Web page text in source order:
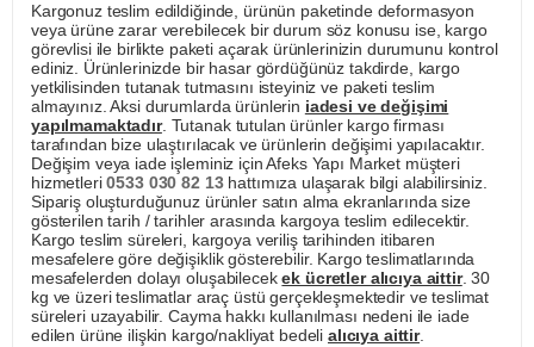
Kargonuz teslim edildiğinde, ürünün paketinde deformasyon
veya ürüne zarar verebilecek bir durum söz konusu ise, kargo
görevlisi ile birlikte paketi açarak ürünlerinizin durumunu kontrol
ediniz. Ürünlerinizde bir hasar gördüğünüz takdirde, kargo
yetkilisinden tutanak tutmasını isteyiniz ve paketi teslim
almayınız. Aksi durumlarda ürünlerin iadesi ve değişimi
yapılmamaktadır. Tutanak tutulan ürünler kargo firması
tarafından bize ulaştırılacak ve ürünlerin değişimi yapılacaktır.
Değişim veya iade işleminiz için Afeks Yapı Market müşteri
hizmetleri0533 030 82 13hattımıza ulaşarak bilgi alabilirsiniz.
Sipariş oluşturduğunuz ürünler satın alma ekranlarında size
gösterilen tarih / tarihler arasında kargoya teslim edilecektir.
Kargo teslim süreleri, kargoya veriliş tarihinden itibaren
mesafelere göre değişiklik gösterebilir. Kargo teslimatlarında
mesafelerden dolayı oluşabilecekek ücretler alıcıya aittir. 30
kg ve üzeri teslimatlar araç üstü gerçekleşmektedir ve teslimat
süreleri uzayabilir. Cayma hakkı kullanılması nedeni ile iade
edilen ürüne ilişkin kargo/nakliyat bedeli alıcıya aittir.